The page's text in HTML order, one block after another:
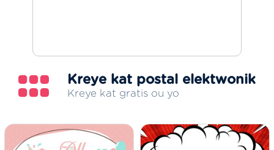
Kreye kat postal elektwonik
Kreye kat gratis ou yo